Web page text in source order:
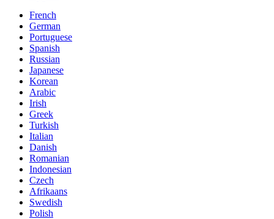
French
German
Portuguese
Spanish
Russian
Japanese
Korean
Arabic
Irish
Greek
Turkish
Italian
Danish
Romanian
Indonesian
Czech
Afrikaans
Swedish
Polish